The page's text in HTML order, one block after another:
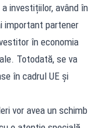
investițiilor, având în
important partener
în economia
Totodată, se va
în cadrul UE și
vor avea un schimb